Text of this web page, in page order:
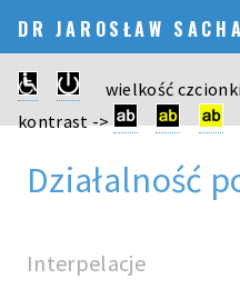
DR JAROSŁAW
wielkość
kontrast ->
Działalność
Interpelacje